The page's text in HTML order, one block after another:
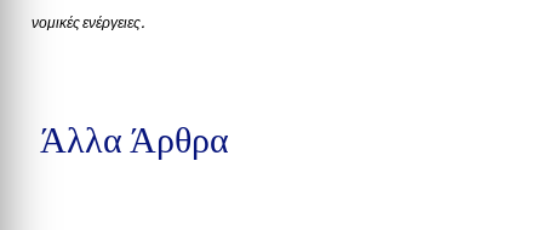
νομικές ενέργειες.
Άλλα Άρθρα